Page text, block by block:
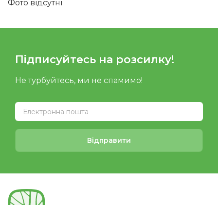
Фото відсутні
Підписуйтесь на розсилку!
Не турбуйтесь, ми не спамимо!
Відправити